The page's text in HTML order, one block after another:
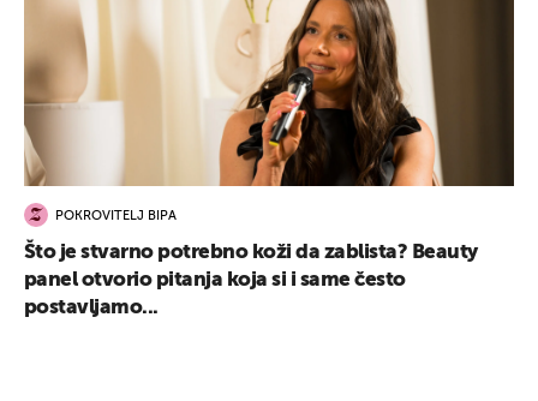
POKROVITELJ BIPA
Što je stvarno potrebno koži da zablista? Beauty
panel otvorio pitanja koja si i same često
postavljamo...